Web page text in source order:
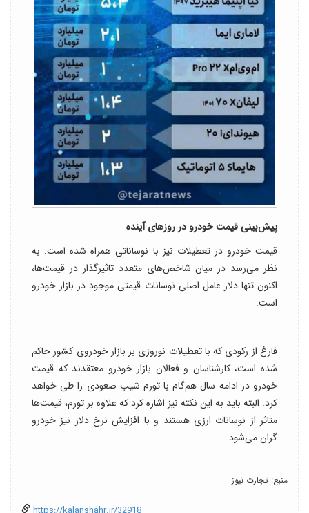
پیش‌بینی قیمت خودرو در روزهای آینده
قیمت خودرو در تعطیلات نیز با نوساناتی همراه شده است. به
نظر می‌رسد در میان شاخص‌های متعدد تاثیرگذار در قیمت‌ها،
اکنون تنها دلار عامل اصلی نوسانات قیمتی موجود در بازار خودرو
است.
فارغ از رکودی که با تعطیلات نوروزی بر بازار خودروی کشور حاکم
شده است، کارشناسان و فعالان بازار خودرو معتقدند که قیمت
خودرو در ادامه سال هم‌گام با تورم شیب صعودی را طی خواهد
کرد. البته باید به این نکته نیز اشاره کرد که علاوه بر تورم، قیمت‌ها
متاثر از نوسانات ارزی هستند و با افزایش نرخ دلار نیز خودرو
گران می‌شود.
منبع: تجارت نیوز